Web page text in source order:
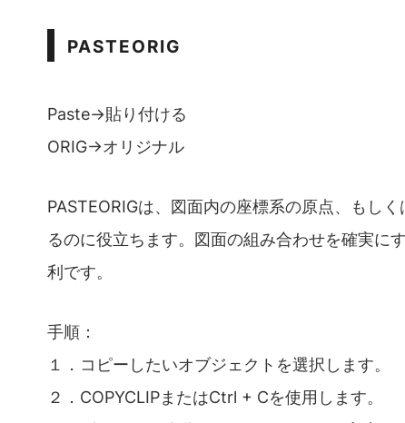
PASTEORIG
Paste→貼り付ける
ORIG→オリジナル
PASTEORIGは、図面内の座標系の原点、もし
るのに役立ちます。図面の組み合わせを確実に
利です。
手順：
１．コピーしたいオブジェクトを選択します。
２．COPYCLIPまたはCtrl + Cを使用します。